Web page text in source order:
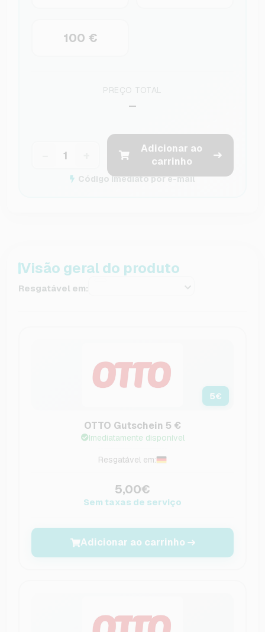
100 €
PREÇO TOTAL
–
Adicionar ao
carrinho
Código imediato por e-mail
Visão geral do produto
Resgatável em:
5€
OTTO Gutschein 5 €
Imediatamente disponível
Resgatável em:
5,00€
Sem taxas de serviço
Adicionar ao carrinho